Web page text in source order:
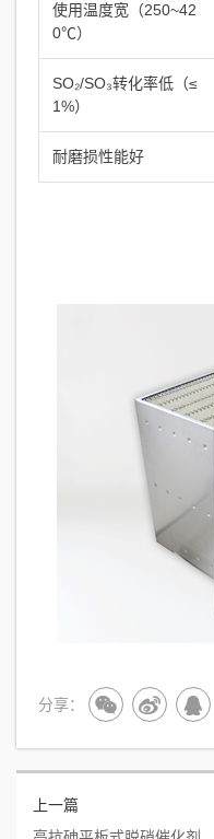
使用温度宽（250~42
0℃）
SO₂/SO₃转化率低（≤
1%）
耐磨损性能好
分享：
上一篇